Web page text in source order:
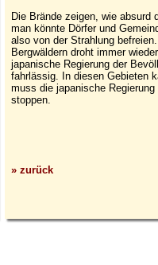
Die Brände zeigen, wie absurd
man könnte Dörfer und
also von der Strahlung
Bergwäldern droht immer
japanische Regierung der
fahrlässig. In diesen Gebieten
muss die japanische
stoppen.
» zurück